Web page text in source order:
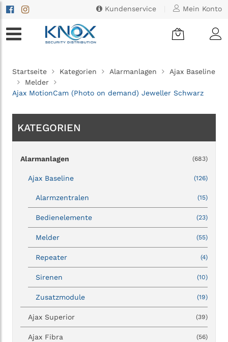
Kundenservice Mein Konto
Startseite Kategorien Alarmanlagen
Ajax Baseline
Melder
Ajax MotionCam (Photo on demand) Jeweller Schwarz
KATEGORIEN
Alarmanlagen (683)
Ajax Baseline (126)
Alarmzentralen (15)
Bedienelemente (23)
Melder (55)
Repeater (4)
Sirenen (10)
Zusatzmodule (19)
Ajax Superior (39)
Ajax Fibra (56)